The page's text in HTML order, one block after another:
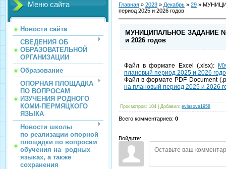
Меню сайта
Новости сайта
СВЕДЕНИЯ ОБ
ОБРАЗОВАТЕЛЬНОЙ
ОРГАНИЗАЦИИ
Образование
ОПОРНАЯ ПЛОЩАДКА
ПО ВОПРОСАМ
ИЗУЧЕНИЯ РОДНОГО
КОМИ-ПЕРМЯЦКОГО
ЯЗЫКА
Новости школы
по реализации опорной
площадки по вопросам
обучения на родных
языках, а также
сохранения
Главная » 2023 » Декабрь » 29 »
период 2025 и 2026 годов
МУНИЦИПАЛЬНОЕ ЗАДАНИЕ №2
и 2026 годов
Файл в формате Excel (.xlsx):
плановый период 2025 и 2026
Файл в формате PDF Document
на плановый период 2025 и 2026
Просмотров: 104 Добавил: evlasova1958
Всего комментариев: 0
Войдите: